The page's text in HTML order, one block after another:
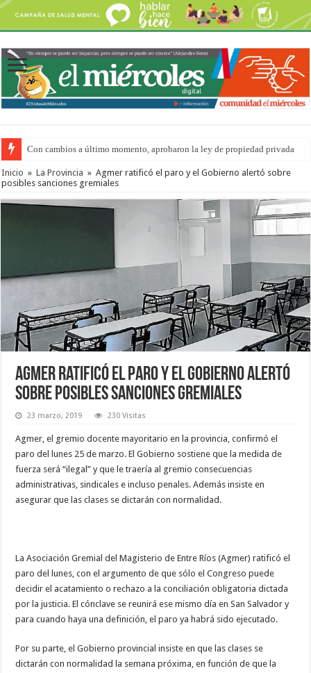
Con cambios a último momento, aprobaron la ley de propiedad privada
Adopción en Entre Ríos: el 35% de los 90 niños, niñas y adolescentes que
Inicio » La Provincia » Agmer ratificó el paro y el Gobierno alertó sobre
posibles sanciones gremiales
Agmer ratificó el paro y el Gobierno alertó
sobre posibles sanciones gremiales
23 marzo, 2019 230 Visitas
Agmer, el gremio docente mayoritario en la provincia, confirmó el
paro del lunes 25 de marzo. El Gobierno sostiene que la medida de
fuerza será “ilegal” y que le traería al gremio consecuencias
administrativas, sindicales e incluso penales. Además insiste en
asegurar que las clases se dictarán con normalidad.
La Asociación Gremial del Magisterio de Entre Ríos (Agmer) ratificó el
paro del lunes, con el argumento de que sólo el Congreso puede
decidir el acatamiento o rechazo a la conciliación obligatoria dictada
por la justicia. El cónclave se reunirá ese mismo día en San Salvador y
para cuando haya una definición, el paro ya habrá sido ejecutado.
Por su parte, el Gobierno provincial insiste en que las clases se
dictarán con normalidad la semana próxima, en función de que la